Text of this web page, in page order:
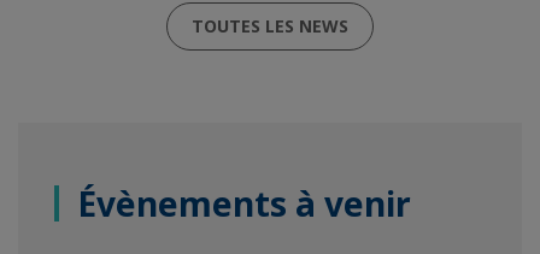
TOUTES LES NEWS
Évènements à venir